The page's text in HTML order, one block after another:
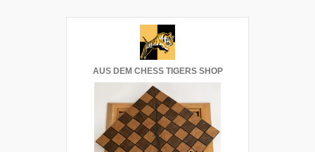
AUS DEM CHESS TIGERS SHOP